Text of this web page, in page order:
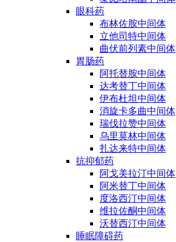
眼科药
布林佐胺中间体
立他司特中间体
曲伏前列素中间体
胃肠药
阿托替胺中间体
达考替丁中间体
伊布杜坦中间体
消旋卡多曲中间体
瑞伐拉赞中间体
乌里莫林中间体
扎达来特中间体
抗抑郁药
阿戈美拉汀中间体
阿米替丁中间体
度洛西汀中间体
维拉佐酮中间体
沃替西汀中间体
睡眠障碍药